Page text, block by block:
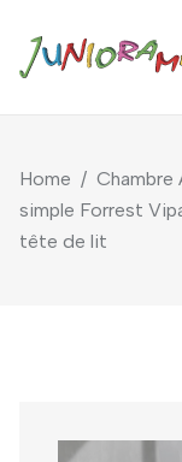
Home / Chambre
simple Forrest
tête de lit